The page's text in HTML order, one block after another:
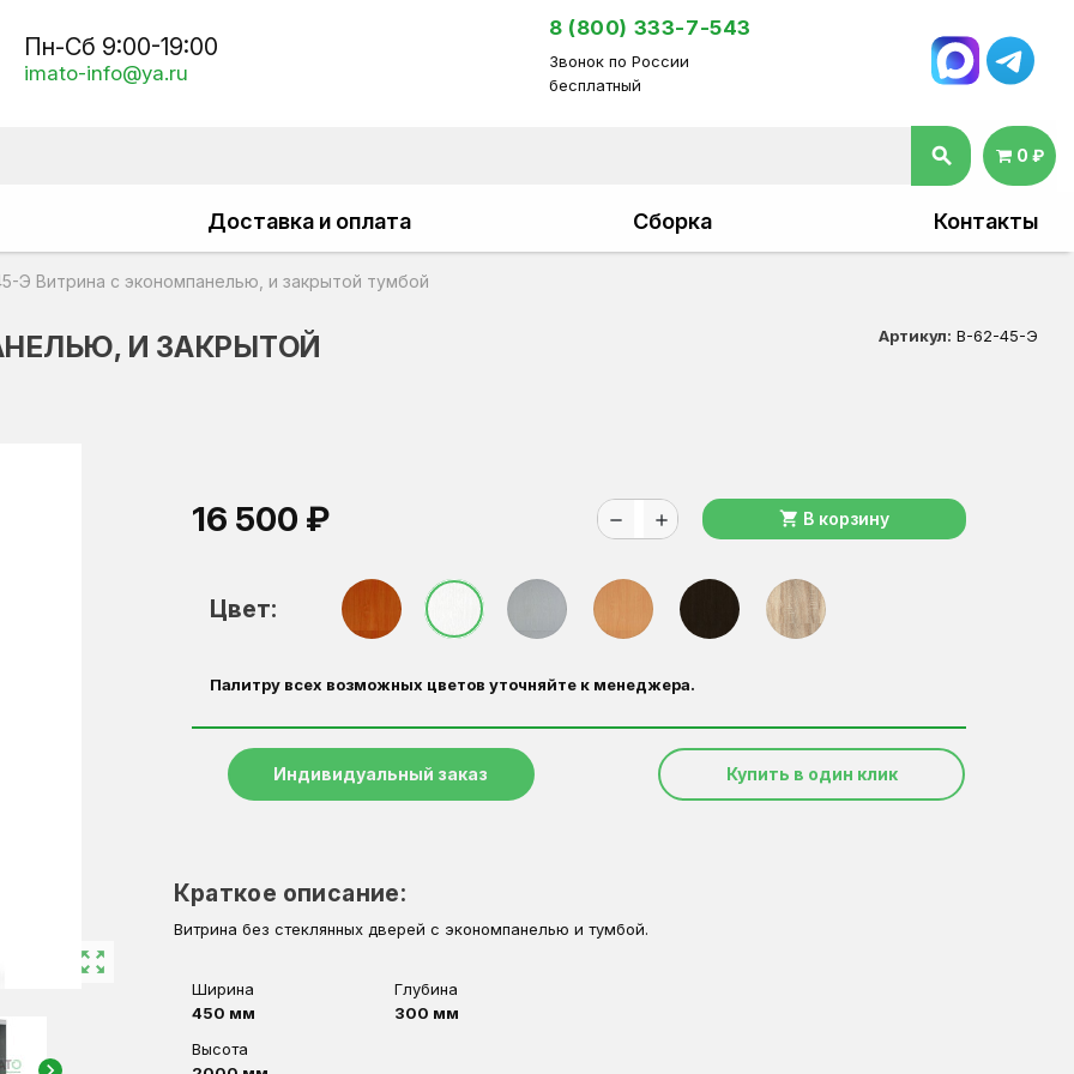
Пн-Сб 9:00-19:00
imato-info@ya.ru
8 (800) 333-7-543
Звонок по России
бесплатный
search 0 ₽
Доставка и оплата Сборка Контакты
Э Витрина с экономпанелью, и закрытой тумбой
И ЗАКРЫТОЙ
Артикул: В-62-45-Э
zoom_out_map
16 500 ₽ remove add shopping_cart В корзину
Цвет:
Палитру всех возможных цветов уточняйте к менеджера.
Индивидуальный заказ Купить в один клик
Краткое описание:
Витрина без стеклянных дверей с экономпанелью и тумбой.
Ширина
450 мм
Глубина
300 мм
Высота